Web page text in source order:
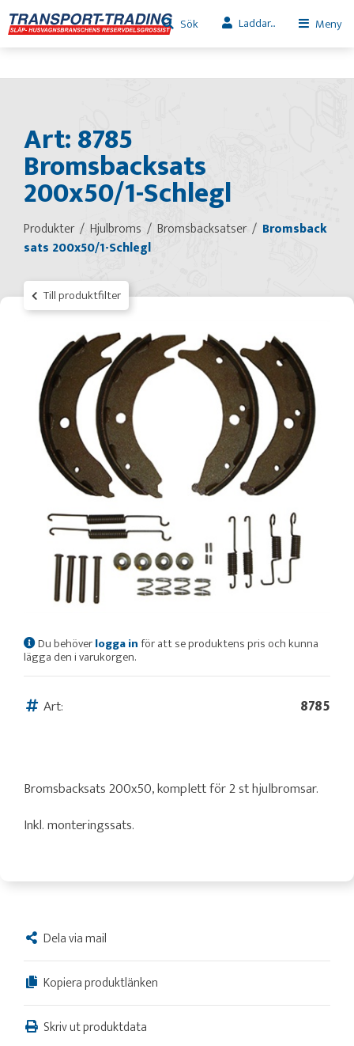
Sök Laddar... Meny
Art: 8785
Bromsbacksats
200x50/1-Schlegl
Produkter Hjulbroms Bromsbacksatser
Bromsback
sats 200x50/1-Schlegl
Till produktfilter
Du behöverlogga inför att se produktens pris och kunna
lägga den i varukorgen.
Art: 8785
Bromsbacksats 200x50, komplett för 2 st hjulbromsar.
Inkl. monteringssats.
Dela via mail
Kopiera produktlänken
Skriv ut produktdata